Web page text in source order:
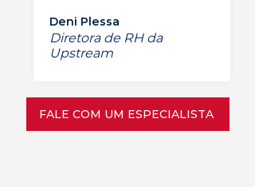
Deni Plessa
Diretora de RH da
Upstream
FALE COM UM ESPECIALISTA